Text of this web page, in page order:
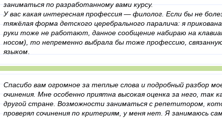
заниматься по разработанному вами курсу.
У вас какая интересная профессия — филолог. Если бы не
тяжёлая форма детского церебрального паралича: я прикована
руки тоже не работают, данное сообщение набираю на
носом), то непременно выбрала бы тоже профессию,
языком.
Спасибо вам огромное за­ теплые слова и подробный разбор
очинения. Мне особенно приятна высокая о­ценка за него, так
другой с­тране. Возможности заниматься с репетито­ром,
проверял сочинения по кр­итериям, у меня нет. Я занимаюсь